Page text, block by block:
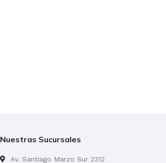
Nuestras Sucursales
Av. Santiago Marzo Sur 2312